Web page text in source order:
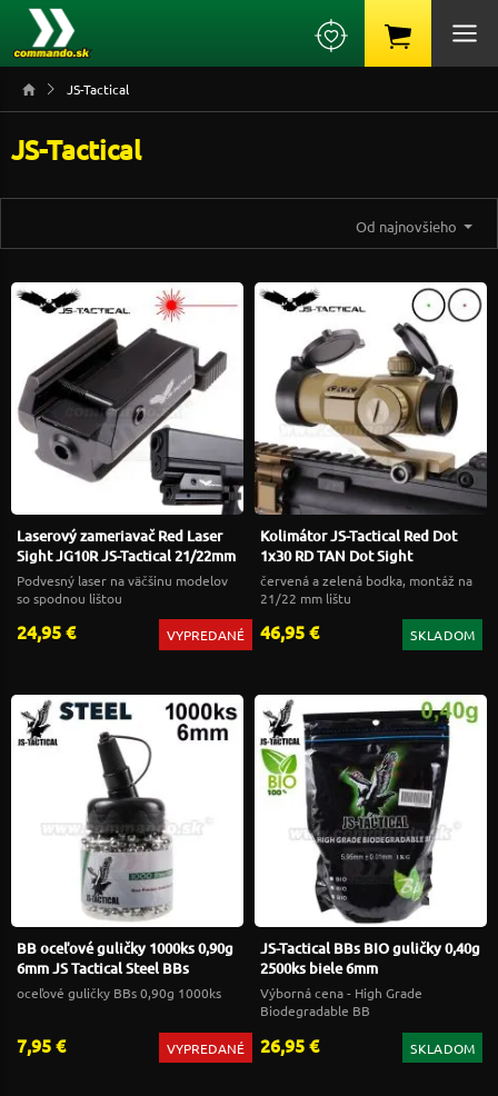
JS-Tactical
JS-Tactical
Od najnovšieho
Laserový zameriavač Red Laser
Sight JG10R JS-Tactical 21/22mm
Podvesný laser na väčšinu modelov
so spodnou lištou
24,95 € VYPREDANÉ
Kolimátor JS-Tactical Red Dot
1x30 RD TAN Dot Sight
červená a zelená bodka, montáž na
21/22 mm lištu
46,95 € SKLADOM
BB oceľové guličky 1000ks 0,90g
6mm JS Tactical Steel BBs
oceľové guličky BBs 0,90g 1000ks
7,95 € VYPREDANÉ
JS-Tactical BBs BIO guličky 0,40g
2500ks biele 6mm
Výborná cena - High Grade
Biodegradable BB
26,95 € SKLADOM